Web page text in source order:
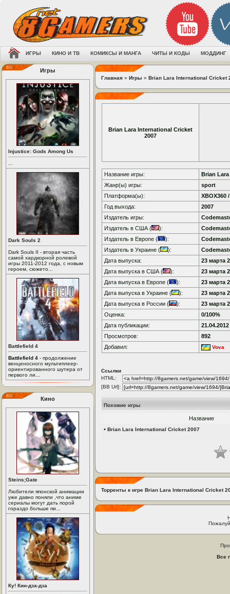
ИГРЫ КИНО И ТВ КОМИКСЫ И МАНГА ЧИТЫ И КОДЫ МОДДИНГ
Игры
Injustice: Gods Among Us
Dark Souls 2
Dark Souls II - вторая часть
самой хардкорной ролевой
игры 2011-2012 года, с новым
героем, сюжето...
Battlefield 4
Battlefield 4 - продолжение
венценосного мультиплеер-
ориентированного шутера от
первого ли...
Кино
Steins;Gate
Любители японской анимации
уже давно поняли ,что аниме
сериалы могут дать порой
гораздо больше пи...
Ку! Кин-дза-дза
Главная » Игры » Brian Lara International Cricket
Brian Lara International Cricket
2007
Название игры:
Brian
Жанр(ы) игры:
sport
Платформа(ы):
XBOX360
Год выхода:
2007
Издатель игры:
Издатель в США (
):
Издатель в Европе (
):
Издатель в Украине (
):
Дата выпуска:
23 марта
Дата выпуска в США (
):
23 марта
Дата выпуска в Европе (
):
23 марта
Дата выпуска в Украине (
):
23 марта
Дата выпуска в России (
):
23 марта
Оценка:
0/100%
Дата публикации:
21.04.2012
Просмотров:
892
Добавил:
Vova
Ссылки
HTML:
[BB Url]:
Похожие игры
Название
• Brian Lara International Cricket 2007
Торренты к игре Brian Lara International Cricket
Все